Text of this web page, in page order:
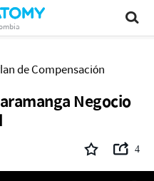
de Compensación
Negocio
4